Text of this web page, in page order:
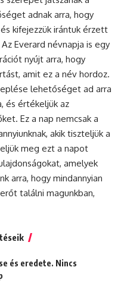
adnak arra, hogy
kifejezzük irántuk érzett
Everard névnapja is egy
nyújt arra, hogy
amit ez a név hordoz.
lehetőséget ad arra
és értékeljük az
Ez a nap nemcsak a
akik tiszteljük a
meg ezt a napot
amelyek
arra, hogy mindannyian
találni magunkban,
és eredete. Nincs